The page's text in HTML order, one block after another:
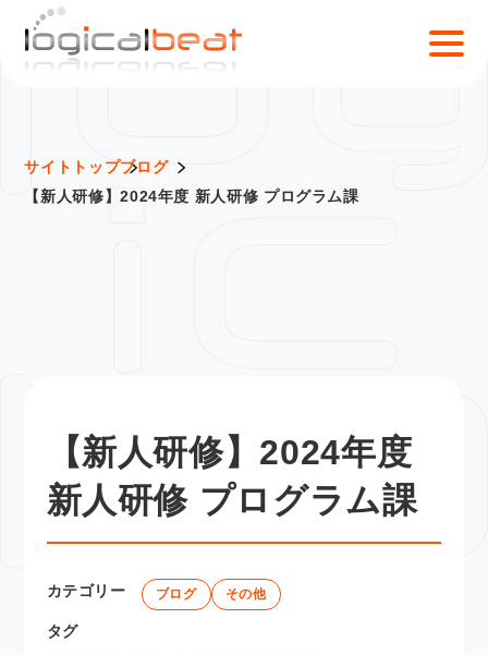
サイトトップブログ
【新人研修】2024年度 新人研修 プログラム課
【新人研修】2024年度
新人研修 プログラム課
カテゴリー ブログ その他
タグ